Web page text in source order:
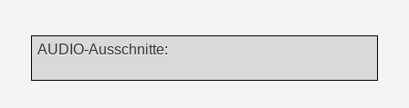
AUDIO-Ausschnitte: